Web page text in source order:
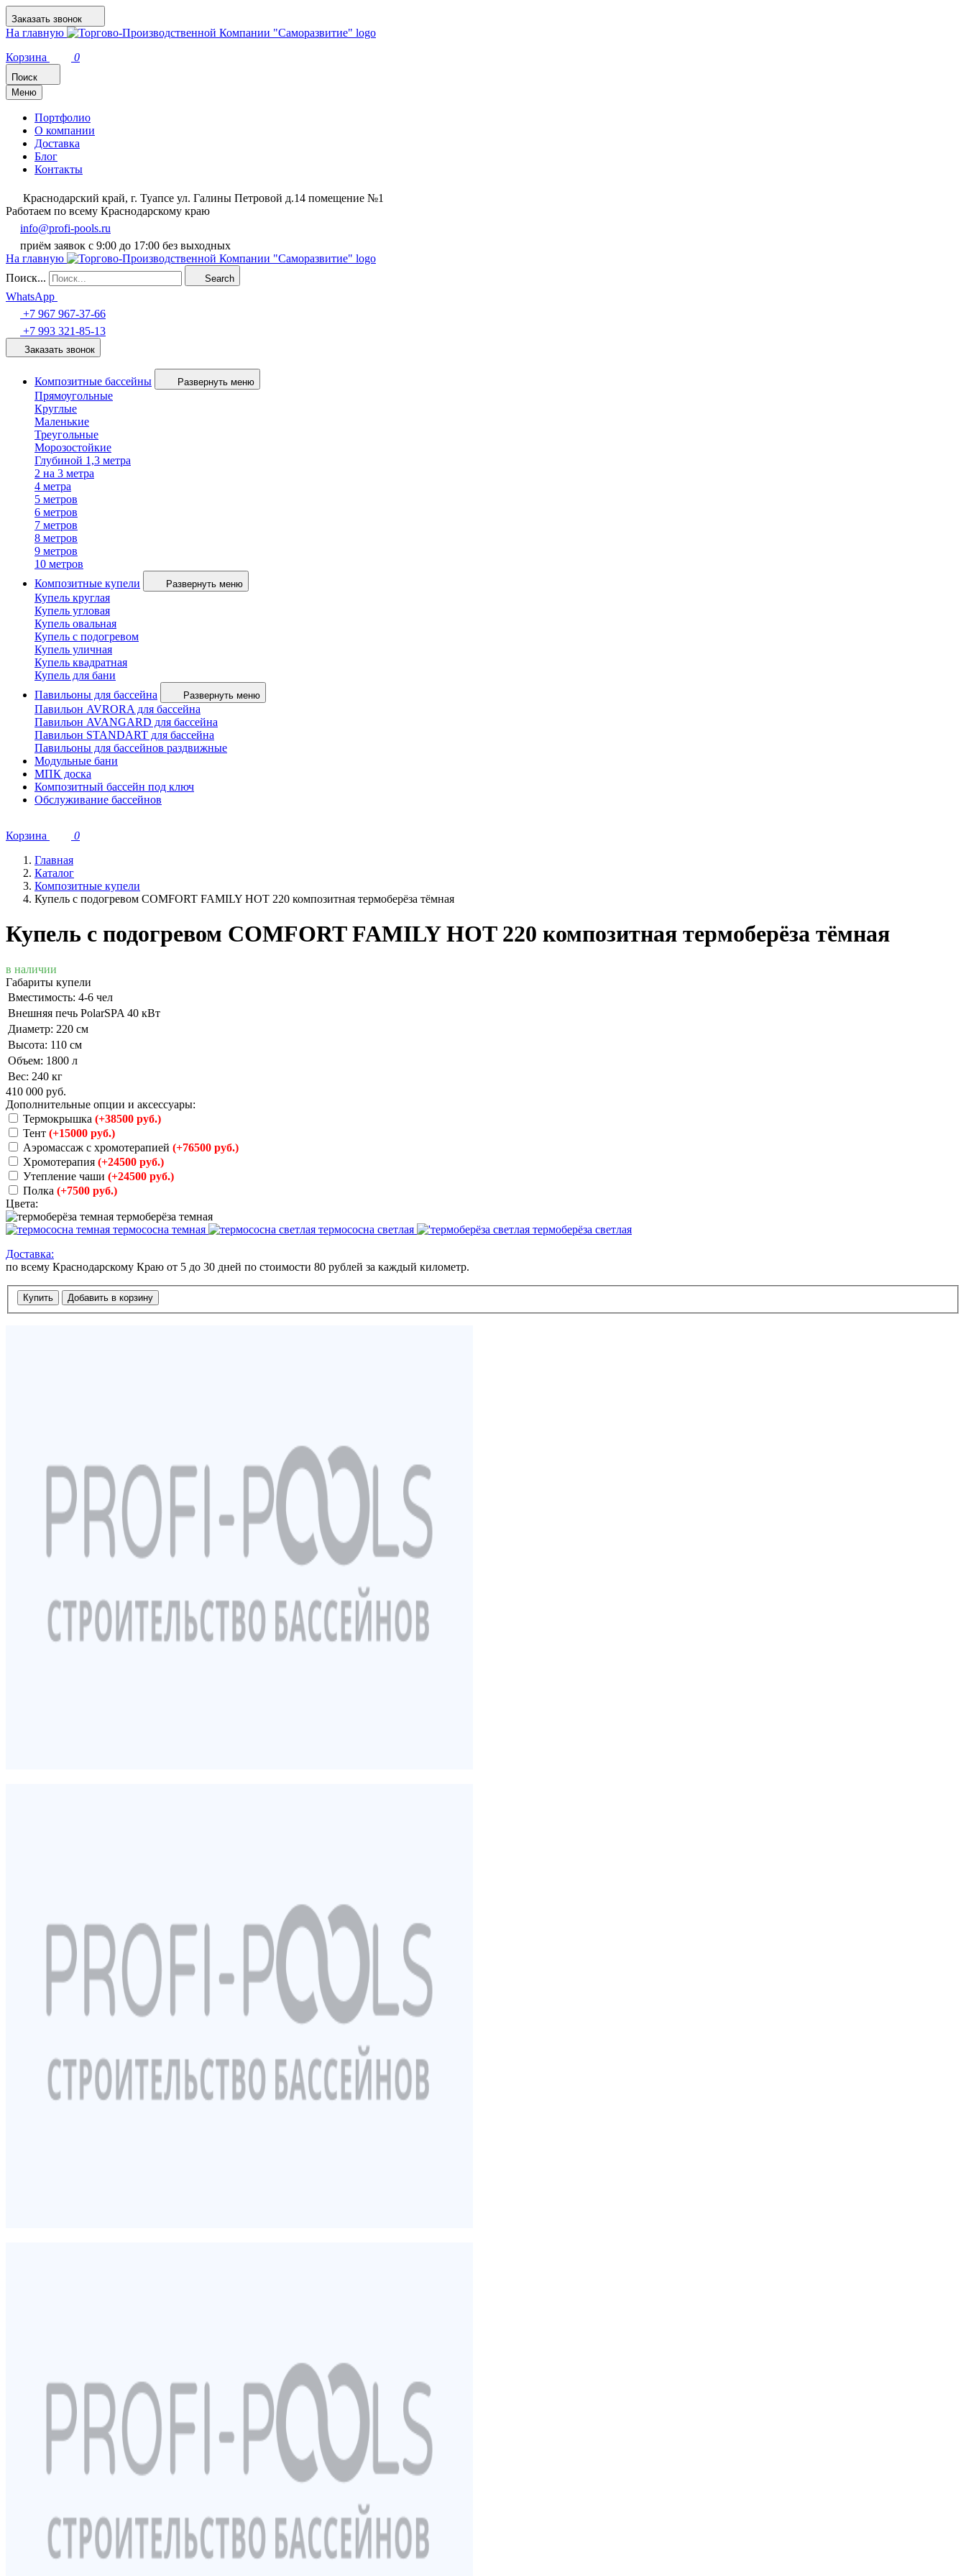
Заказать звонок
На главную
Корзина
0
Поиск
Меню
Портфолио
О компании
Доставка
Блог
Контакты
Краснодарский край, г. Туапсе ул. Галины Петровой д.14 помещение №1
Работаем по всему Краснодарскому краю
info@profi-pools.ru
приём заявок с 9:00 до 17:00 без выходных
На главную
Поиск...
Search
WhatsApp
+7 967 967-37-66
+7 993 321-85-13
Заказать звонок
Композитные бассейны Развернуть меню
Прямоугольные
Круглые
Маленькие
Треугольные
Морозостойкие
Глубиной 1,3 метра
2 на 3 метра
4 метра
5 метров
6 метров
7 метров
8 метров
9 метров
10 метров
Композитные купели
Развернуть меню
Купель круглая
Купель угловая
Купель овальная
Купель с подогревом
Купель уличная
Купель квадратная
Купель для бани
Павильоны для бассейна
Развернуть меню
Павильон AVRORA для бассейна
Павильон AVANGARD для бассейна
Павильон STANDART для бассейна
Павильоны для бассейнов раздвижные
Модульные бани
МПК доска
Композитный бассейн под ключ
Обслуживание бассейнов
Корзина
0
Главная
Каталог
Композитные купели
Купель с подогревом COMFORT FAMILY HOT 220 композитная термоберёза тёмная
Купель с подогревом COMFORT FAMILY HOT 220 композитная термоберёза тёмная
в наличии
Габариты купели
Вместимость: 4-6 чел
Внешняя печь PolarSPA 40 кВт
Диаметр: 220 см
Высота: 110 см
Объем: 1800 л
Вес: 240 кг
410 000 руб.
Дополнительные опции и аксессуары:
Термокрышка (+38500 руб.)
Тент (+15000 руб.)
Аэромассаж с хромотерапией (+76500 руб.)
Хромотерапия (+24500 руб.)
Утепление чаши (+24500 руб.)
Полка (+7500 руб.)
Цвета:
термоберёза темная
термососна темная
термососна светлая
термоберёза светлая
Доставка:
по всему Краснодарскому Краю от 5 до 30 дней по стоимости 80 рублей за каждый километр.
Купить Добавить в корзину